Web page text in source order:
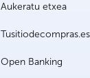
Aukeratu etxea
Tusitiodecompras.es
Open Banking